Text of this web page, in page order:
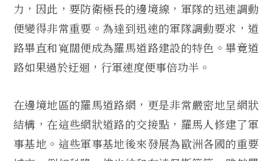
力，因此，要防衛極長的邊境線，軍隊的迅速調動
便變得非常重要。為達到迅速的軍隊調動要求，道
路畢直和寬闊便成為羅馬道路建設的特色。畢竟道
路如果過於迂迴，行軍速度便事倍功半。
在邊境地區的羅馬道路網，更是非常嚴密地呈網狀
結構，在這些網狀道路的交接點，羅馬人修建了軍
事基地。這些軍事基地後來發展為歐洲各國的重要